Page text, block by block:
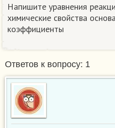
Напишите уравнения
химические свойства
коэффициенты​
Ответов к вопросу: 1